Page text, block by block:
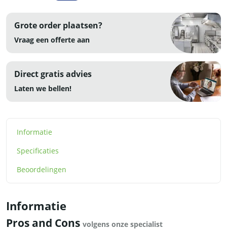
Grote order plaatsen?
Vraag een offerte aan
Direct gratis advies
Laten we bellen!
Informatie
Specificaties
Beoordelingen
Informatie
Pros and Cons volgens onze specialist